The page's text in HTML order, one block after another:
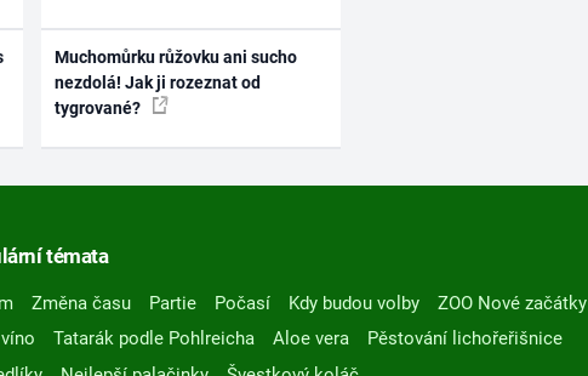
Muchomůrku růžovku ani sucho
nezdolá! Jak ji rozeznat od
tygrované?
témata
Změna času Partie Počasí Kdy budou volby
ZOO Nové začátky
Tatarák podle Pohlreicha Aloe vera
Pěstování lichořeřišnice